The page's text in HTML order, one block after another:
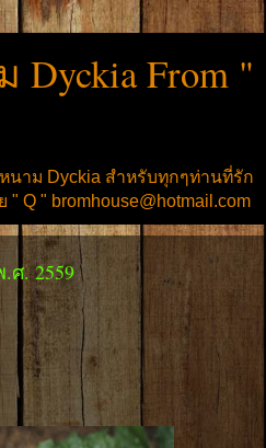
From "
าม Dyckia สำหรับทุกๆท่านที่รัก
Q " bromhouse@hotmail.com
. 2559